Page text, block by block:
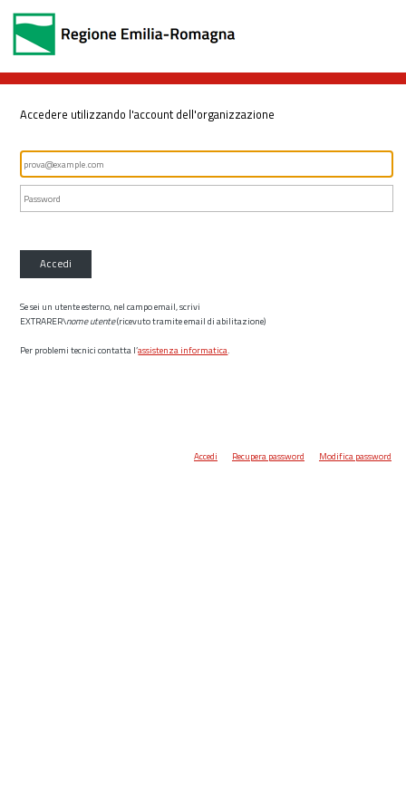
Accedere utilizzando l'account dell'organizzazione
Accedi
Se sei un utente esterno, nel campo email, scrivi
EXTRARER\nome utente(ricevuto tramite email di abilitazione)
Per problemi tecnici contatta l’assistenza informatica.
Accedi Recupera password Modifica password